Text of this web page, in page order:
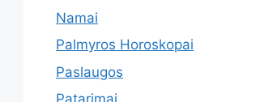
Namai
Palmyros Horoskopai
Paslaugos